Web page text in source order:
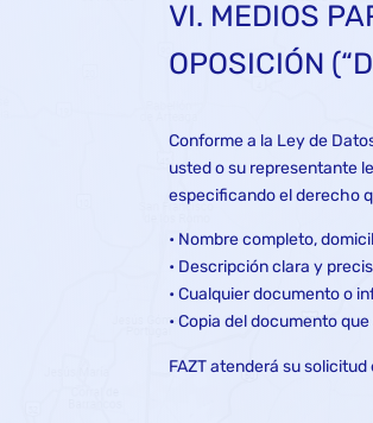
VI. MEDIOS
OPOSICIÓN
Conforme a la Ley de
usted o su representante
especificando el derecho
• Nombre completo,
• Descripción clara y
• Cualquier documento o
• Copia del documento
FAZT atenderá su